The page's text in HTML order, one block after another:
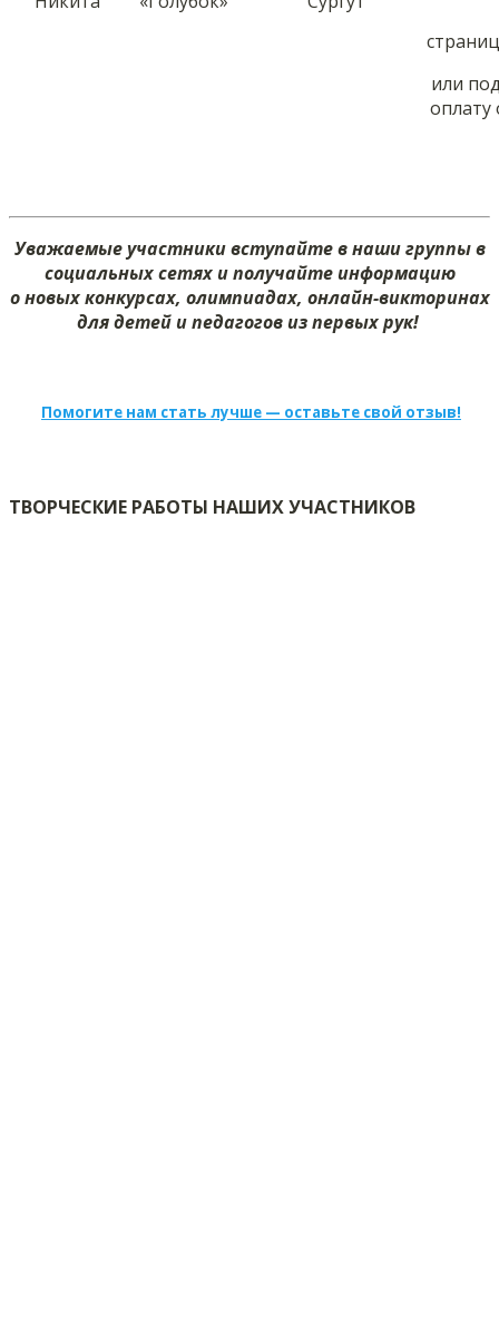
или
оплату
Уважаемые участники вступайте в наши группы в
социальных сетях и получайте информацию
о новых конкурсах, олимпиадах, онлайн-викторинах
для детей и педагогов из первых рук!
Помогите нам стать лучше — оставьте свой отзыв!
ТВОРЧЕСКИЕ РАБОТЫ НАШИХ УЧАСТНИКОВ